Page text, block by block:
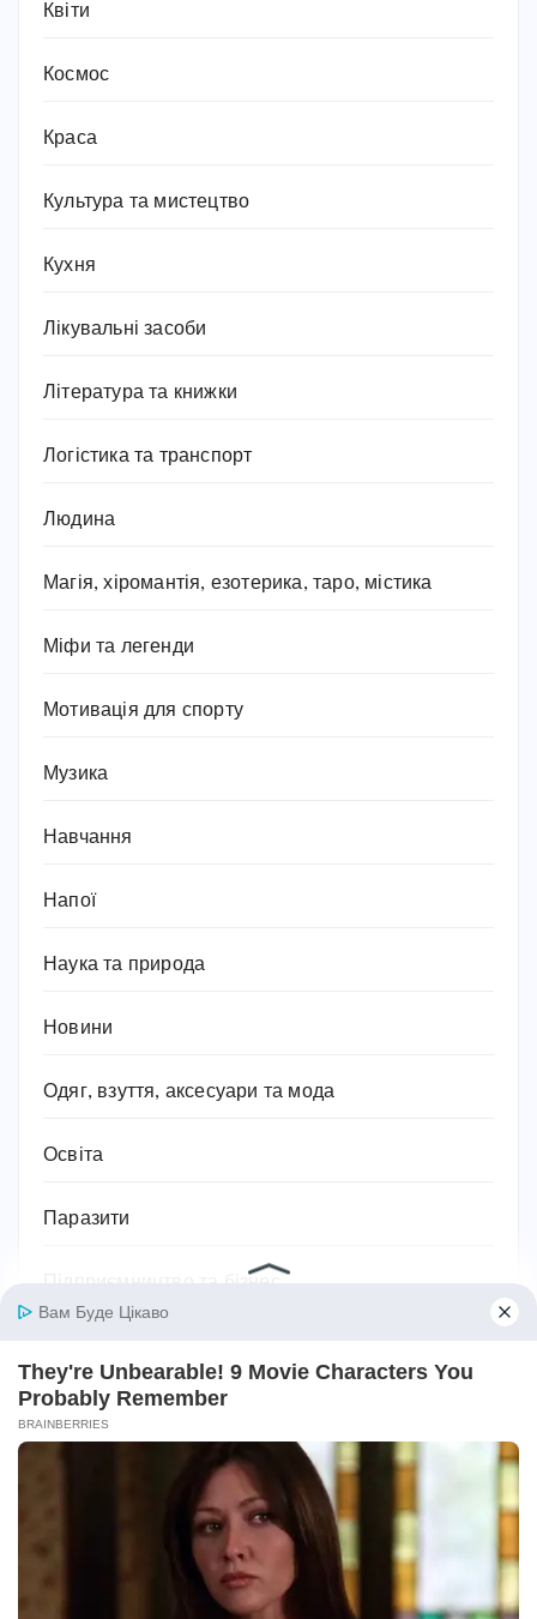
Квіти
Космос
Краса
Культура та мистецтво
Кухня
Лікувальні засоби
Література та книжки
Логістика та транспорт
Людина
Магія, хіромантія, езотерика, таро, містика
Міфи та легенди
Мотивація для спорту
Музика
Навчання
Напої
Наука та природа
Новини
Одяг, взуття, аксесуари та мода
Освіта
Паразити
Подарунки
Поради та лайфхаки